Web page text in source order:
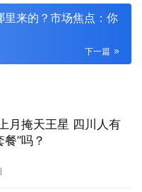
里来的？市场焦点：你
下一篇
月掩天王星 四川人有
”吗？